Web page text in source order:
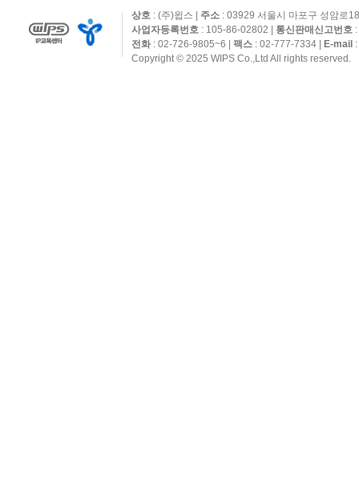
상호 : (주)윕스 | 주소 : 03929 서울시 마포구 성암로
사업자등록번호 : 105-86-02802 | 통신판매신고번호
전화 : 02-726-9805~6 | 팩스 : 02-777-7334 | E-mail
Copyright © 2025 WIPS Co.,Ltd All rights reserved.